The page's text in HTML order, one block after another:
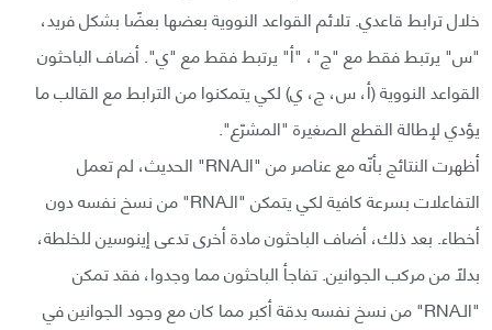
خلال ترابط قاعدي. تلائم القواعد النووية بعضها بعضًا بشكل فريد،
"س" يرتبط فقط مع "ج"، "أ" يرتبط فقط مع "ي". أضاف الباحثون
القواعد النووية (أ، س، ج، ي) لكي يتمكنوا من الترابط مع القالب ما
يؤدي لإطالة القطع الصغيرة "المشرّع".
أظهرت النتائج بأنّه مع عناصر من "الـRNA" الحديث، لم تعمل
التفاعلات بسرعة كافية لكي يتمكن "الـRNA" من نسخ نفسه دون
أخطاء. بعد ذلك، أضاف الباحثون مادة أخرى تدعى إينوسين للخلطة،
بدلاً من مركب الجوانين. تفاجأ الباحثون مما وجدوا، فقد تمكن
"الـRNA" من نسخ نفسه بدقة أكبر مما كان مع وجود الجوانين في